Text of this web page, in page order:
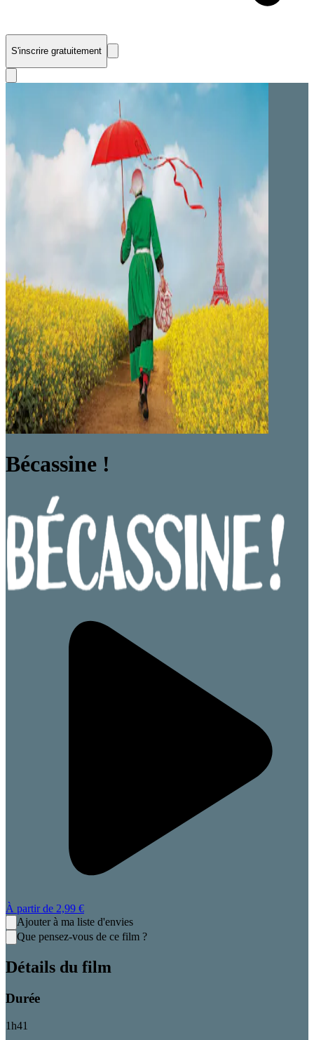
S'inscrire gratuitement
Bécassine !
À partir de 2,99 €
Ajouter à ma liste d'envies
Que pensez-vous de ce film ?
Détails du film
Durée
1h41